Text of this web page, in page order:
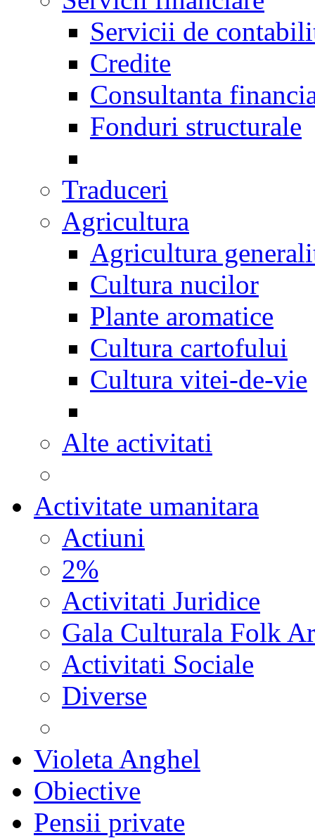
Servicii de
Credite
Consultanta
Fonduri structurale
Traduceri
Agricultura
Agricultura
Cultura nucilor
Plante aromatice
Cultura cartofului
Cultura vitei-de-vie
Alte activitati
Activitate umanitara
Actiuni
2%
Activitati Juridice
Gala Culturala Folk
Activitati Sociale
Diverse
Violeta Anghel
Obiective
Pensii private